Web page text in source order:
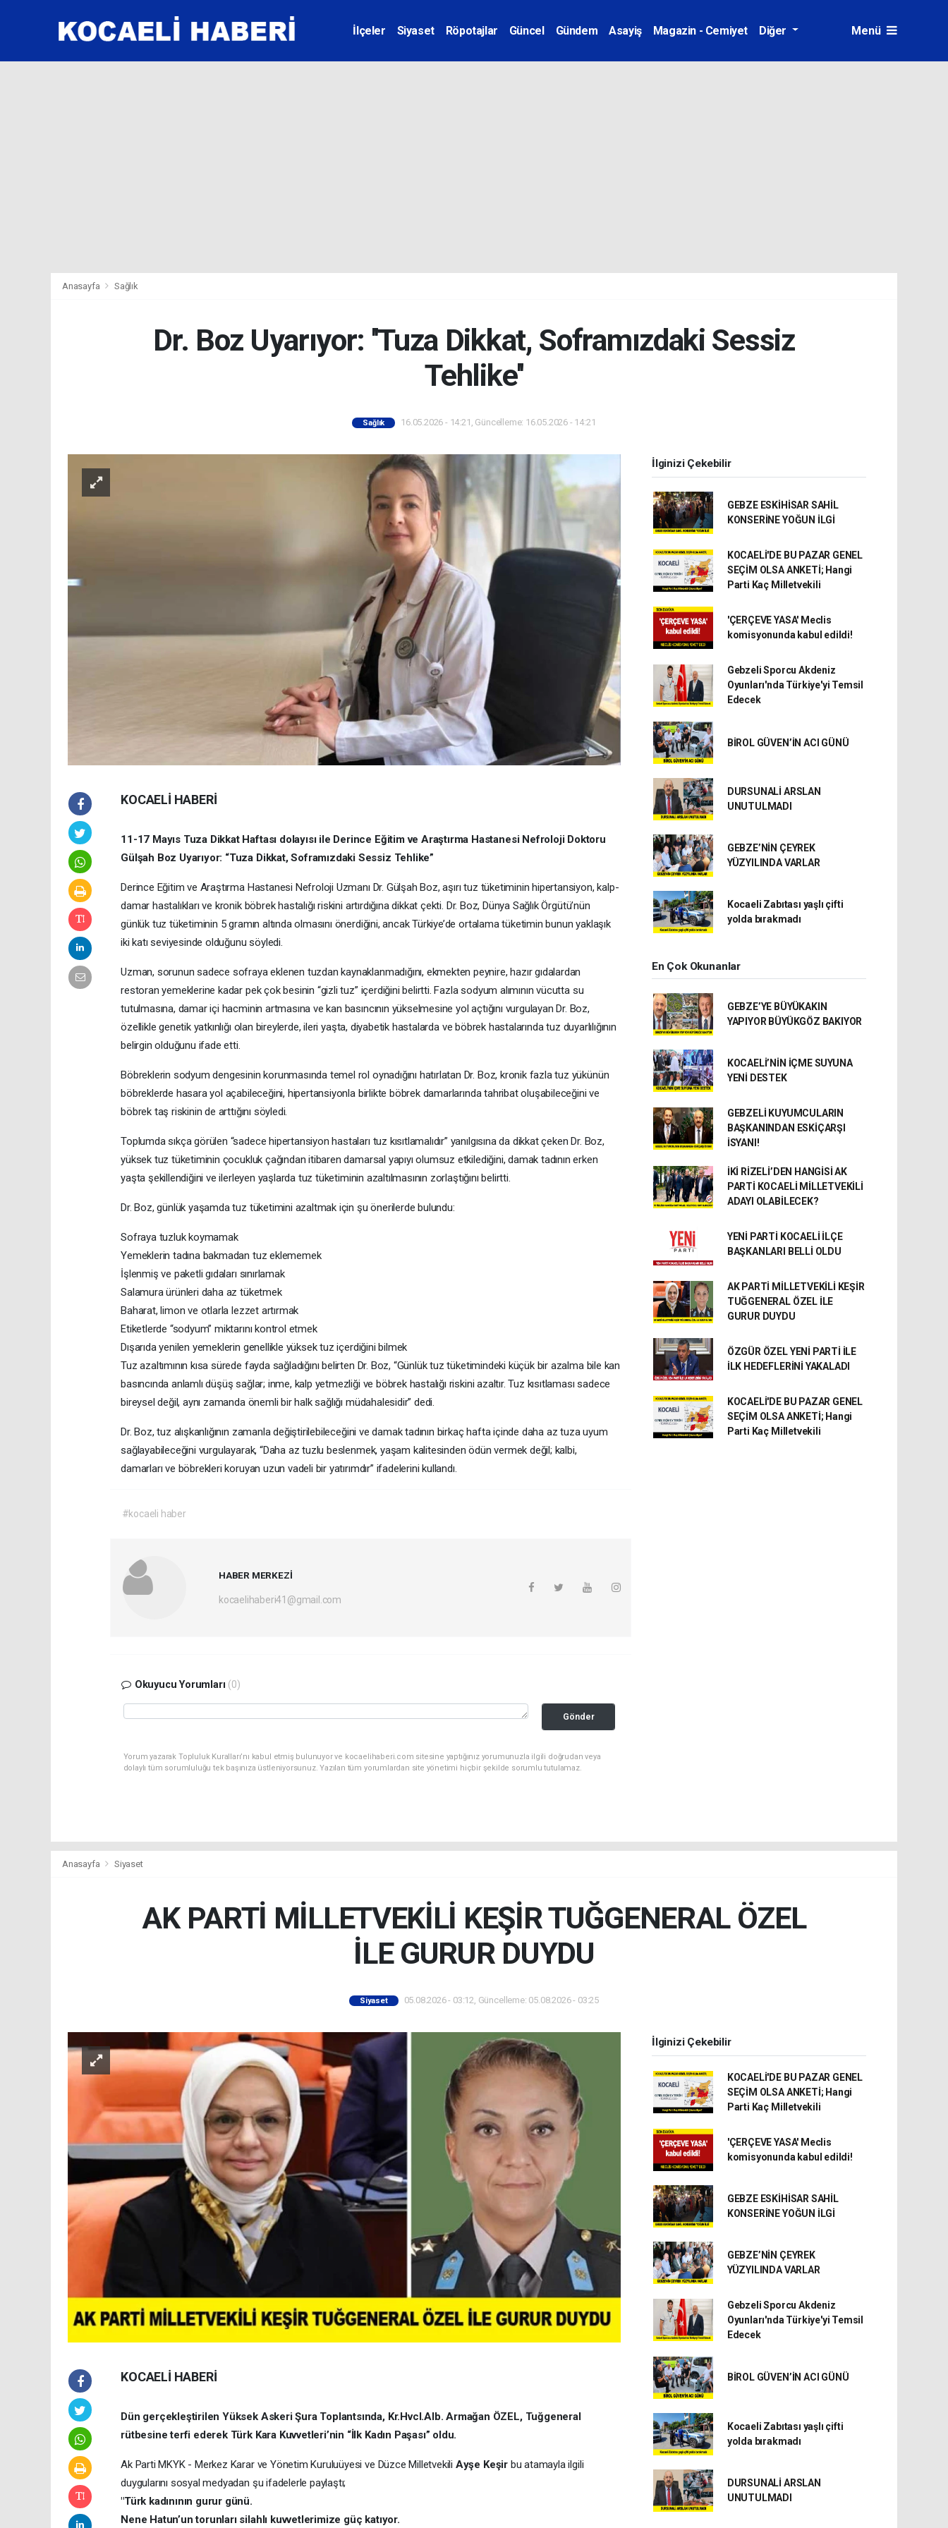
İlçeler Siyaset Röpotajlar Güncel Gündem Asayiş Magazin - Cemiyet Diğer Menü
Anasayfa Sağlık
Dr. Boz Uyarıyor: ''Tuza Dikkat, Soframızdaki Sessiz
Tehlike''
Sağlık 16.05.2026 - 14:21, Güncelleme: 16.05.2026 - 14:21
KOCAELİ HABERİ
11-17 Mayıs Tuza Dikkat Haftası dolayısı ile Derince Eğitim ve Araştırma Hastanesi Nefroloji Doktoru
Gülşah Boz Uyarıyor: “Tuza Dikkat, Soframızdaki Sessiz Tehlike”
Derince Eğitim ve Araştırma Hastanesi Nefroloji Uzmanı Dr. Gülşah Boz, aşırı tuz tüketiminin hipertansiyon, kalp-
damar hastalıkları ve kronik böbrek hastalığı riskini artırdığına dikkat çekti. Dr. Boz, Dünya Sağlık Örgütü’nün
günlük tuz tüketiminin 5 gramın altında olmasını önerdiğini, ancak Türkiye’de ortalama tüketimin bunun yaklaşık
iki katı seviyesinde olduğunu söyledi.
Uzman, sorunun sadece sofraya eklenen tuzdan kaynaklanmadığını, ekmekten peynire, hazır gıdalardan
restoran yemeklerine kadar pek çok besinin “gizli tuz” içerdiğini belirtti. Fazla sodyum alımının vücutta su
tutulmasına, damar içi hacminin artmasına ve kan basıncının yükselmesine yol açtığını vurgulayan Dr. Boz,
özellikle genetik yatkınlığı olan bireylerde, ileri yaşta, diyabetik hastalarda ve böbrek hastalarında tuz duyarlılığının
belirgin olduğunu ifade etti.
Böbreklerin sodyum dengesinin korunmasında temel rol oynadığını hatırlatan Dr. Boz, kronik fazla tuz yükünün
böbreklerde hasara yol açabileceğini, hipertansiyonla birlikte böbrek damarlarında tahribat oluşabileceğini ve
böbrek taş riskinin de arttığını söyledi.
Toplumda sıkça görülen “sadece hipertansiyon hastaları tuz kısıtlamalıdır” yanılgısına da dikkat çeken Dr. Boz,
yüksek tuz tüketiminin çocukluk çağından itibaren damarsal yapıyı olumsuz etkilediğini, damak tadının erken
yaşta şekillendiğini ve ilerleyen yaşlarda tuz tüketiminin azaltılmasının zorlaştığını belirtti.
Dr. Boz, günlük yaşamda tuz tüketimini azaltmak için şu önerilerde bulundu:
Sofraya tuzluk koymamak
Yemeklerin tadına bakmadan tuz eklememek
İşlenmiş ve paketli gıdaları sınırlamak
Salamura ürünleri daha az tüketmek
Baharat, limon ve otlarla lezzet artırmak
Etiketlerde “sodyum” miktarını kontrol etmek
Dışarıda yenilen yemeklerin genellikle yüksek tuz içerdiğini bilmek
Tuz azaltımının kısa sürede fayda sağladığını belirten Dr. Boz, “Günlük tuz tüketimindeki küçük bir azalma bile kan
basıncında anlamlı düşüş sağlar; inme, kalp yetmezliği ve böbrek hastalığı riskini azaltır. Tuz kısıtlaması sadece
bireysel değil, aynı zamanda önemli bir halk sağlığı müdahalesidir” dedi.
Dr. Boz, tuz alışkanlığının zamanla değiştirilebileceğini ve damak tadının birkaç hafta içinde daha az tuza uyum
sağlayabileceğini vurgulayarak, “Daha az tuzlu beslenmek, yaşam kalitesinden ödün vermek değil; kalbi,
damarları ve böbrekleri koruyan uzun vadeli bir yatırımdır” ifadelerini kullandı.
#kocaeli haber
HABER MERKEZİ
kocaelihaberi41@gmail.com
Okuyucu Yorumları (0)
Gönder
Yorum yazarak Topluluk Kuralları’nı kabul etmiş bulunuyor ve kocaelihaberi.com sitesine yaptığınız yorumunuzla ilgili doğrudan veya
dolaylı tüm sorumluluğu tek başınıza üstleniyorsunuz. Yazılan tüm yorumlardan site yönetimi hiçbir şekilde sorumlu tutulamaz.
İlginizi Çekebilir
GEBZE ESKİHİSAR SAHİL
KONSERİNE YOĞUN İLGİ
KOCAELİ'DE BU PAZAR GENEL
SEÇİM OLSA ANKETİ; Hangi
Parti Kaç Milletvekili
'ÇERÇEVE YASA' Meclis
komisyonunda kabul edildi!
Gebzeli Sporcu Akdeniz
Oyunları'nda Türkiye'yi Temsil
Edecek
BİROL GÜVEN’İN ACI GÜNÜ
DURSUNALİ ARSLAN
UNUTULMADI
GEBZE’NİN ÇEYREK
YÜZYILINDA VARLAR
Kocaeli Zabıtası yaşlı çifti
yolda bırakmadı
En Çok Okunanlar
GEBZE’YE BÜYÜKAKIN
YAPIYOR BÜYÜKGÖZ BAKIYOR
KOCAELİ’NİN İÇME SUYUNA
YENİ DESTEK
GEBZELİ KUYUMCULARIN
BAŞKANINDAN ESKİÇARŞI
İSYANI!
İKİ RİZELİ’DEN HANGİSİ AK
PARTİ KOCAELİ MİLLETVEKİLİ
ADAYI OLABİLECEK?
YENİ PARTİ KOCAELİ İLÇE
BAŞKANLARI BELLİ OLDU
AK PARTİ MİLLETVEKİLİ KEŞİR
TUĞGENERAL ÖZEL İLE
GURUR DUYDU
ÖZGÜR ÖZEL YENİ PARTİ İLE
İLK HEDEFLERİNİ YAKALADI
KOCAELİ'DE BU PAZAR GENEL
SEÇİM OLSA ANKETİ; Hangi
Parti Kaç Milletvekili
Anasayfa Siyaset
AK PARTİ MİLLETVEKİLİ KEŞİR TUĞGENERAL ÖZEL
İLE GURUR DUYDU
Siyaset 05.08.2026 - 03:12, Güncelleme: 05.08.2026 - 03:25
KOCAELİ HABERİ
Dün gerçekleştirilen Yüksek Askeri Şura Toplantsında, Kr.Hvcl.Alb. Armağan ÖZEL, Tuğgeneral
rütbesine terfi ederek Türk Kara Kuvvetleri’nin “İlk Kadın Paşası” oldu.
Ak Parti MKYK - Merkez Karar ve Yönetim Kuruluüyesi ve Düzce Milletvekili Ayşe Keşir bu atamayla ilgili
duygularını sosyal medyadan şu ifadelerle paylaştı;
"Türk kadınının gurur günü.
Nene Hatun’un torunları silahlı kuvvetlerimize güç katıyor.
İlginizi Çekebilir
KOCAELİ'DE BU PAZAR GENEL
SEÇİM OLSA ANKETİ; Hangi
Parti Kaç Milletvekili
'ÇERÇEVE YASA' Meclis
komisyonunda kabul edildi!
GEBZE ESKİHİSAR SAHİL
KONSERİNE YOĞUN İLGİ
GEBZE’NİN ÇEYREK
YÜZYILINDA VARLAR
Gebzeli Sporcu Akdeniz
Oyunları'nda Türkiye'yi Temsil
Edecek
BİROL GÜVEN’İN ACI GÜNÜ
Kocaeli Zabıtası yaşlı çifti
yolda bırakmadı
DURSUNALİ ARSLAN
UNUTULMADI